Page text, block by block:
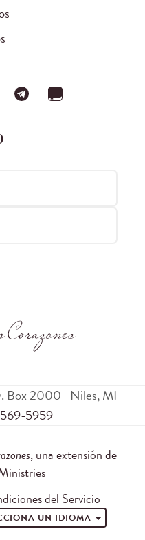
Box 2000 Niles,MI
5959
, una extensión de
del Servicio
UN IDIOMA